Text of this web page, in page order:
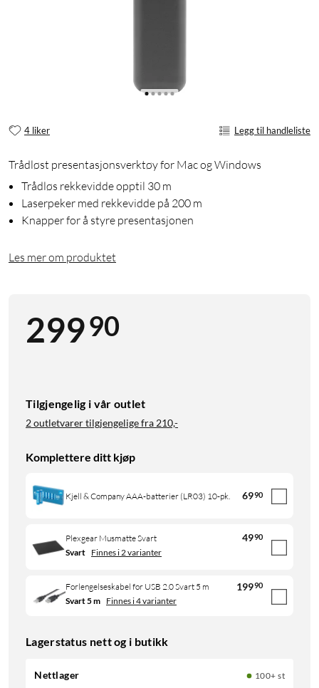
4 liker Legg til handleliste
Trådløst presentasjonsverktøy for Mac og Windows
Trådløs rekkevidde opptil 30 m
Laserpeker med rekkevidde på 200 m
Knapper for å styre presentasjonen
Les mer om produktet
29990
Tilgjengelig i vår outlet
2 outletvarer tilgjengelige fra210,-
Komplettere ditt kjøp
Kjell & Company AAA-batterier (LR03) 10-pk. 6990
Plexgear Musmatte Svart 4990
Svart Finnes i 2 varianter
Forlengelseskabel for USB 2.0 Svart 5 m 19990
Svart 5 m Finnes i 4 varianter
Lagerstatus nett og i butikk
Nettlager
100+ st